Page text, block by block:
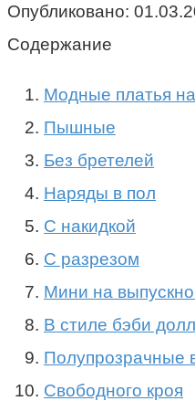
Опубликовано:
Содержание
Mодные платья
Пышные
Без бретелей
Наряды в пол
С накидкой
С разрезом
Мини на
В стиле бэби долл
Полупрозрачные
Свободного кроя